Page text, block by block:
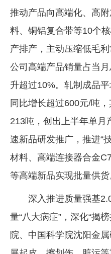
企业文化
《资源再生》杂志
行情报价
推动产品向高端化、高
料、铜铝复合带等10个
产排产，主动压缩低毛
公司高端产品销量占当
升超过10%。轧制成品
同比增长超过600元/吨
213吨，创出上半年单月
速新品研发推广，推进“
材料、高端连接器合金
等高端新品实现批量供货
深入推进质量强基
量“八大病症”，深化“揭
院、中国科学院沈阳金